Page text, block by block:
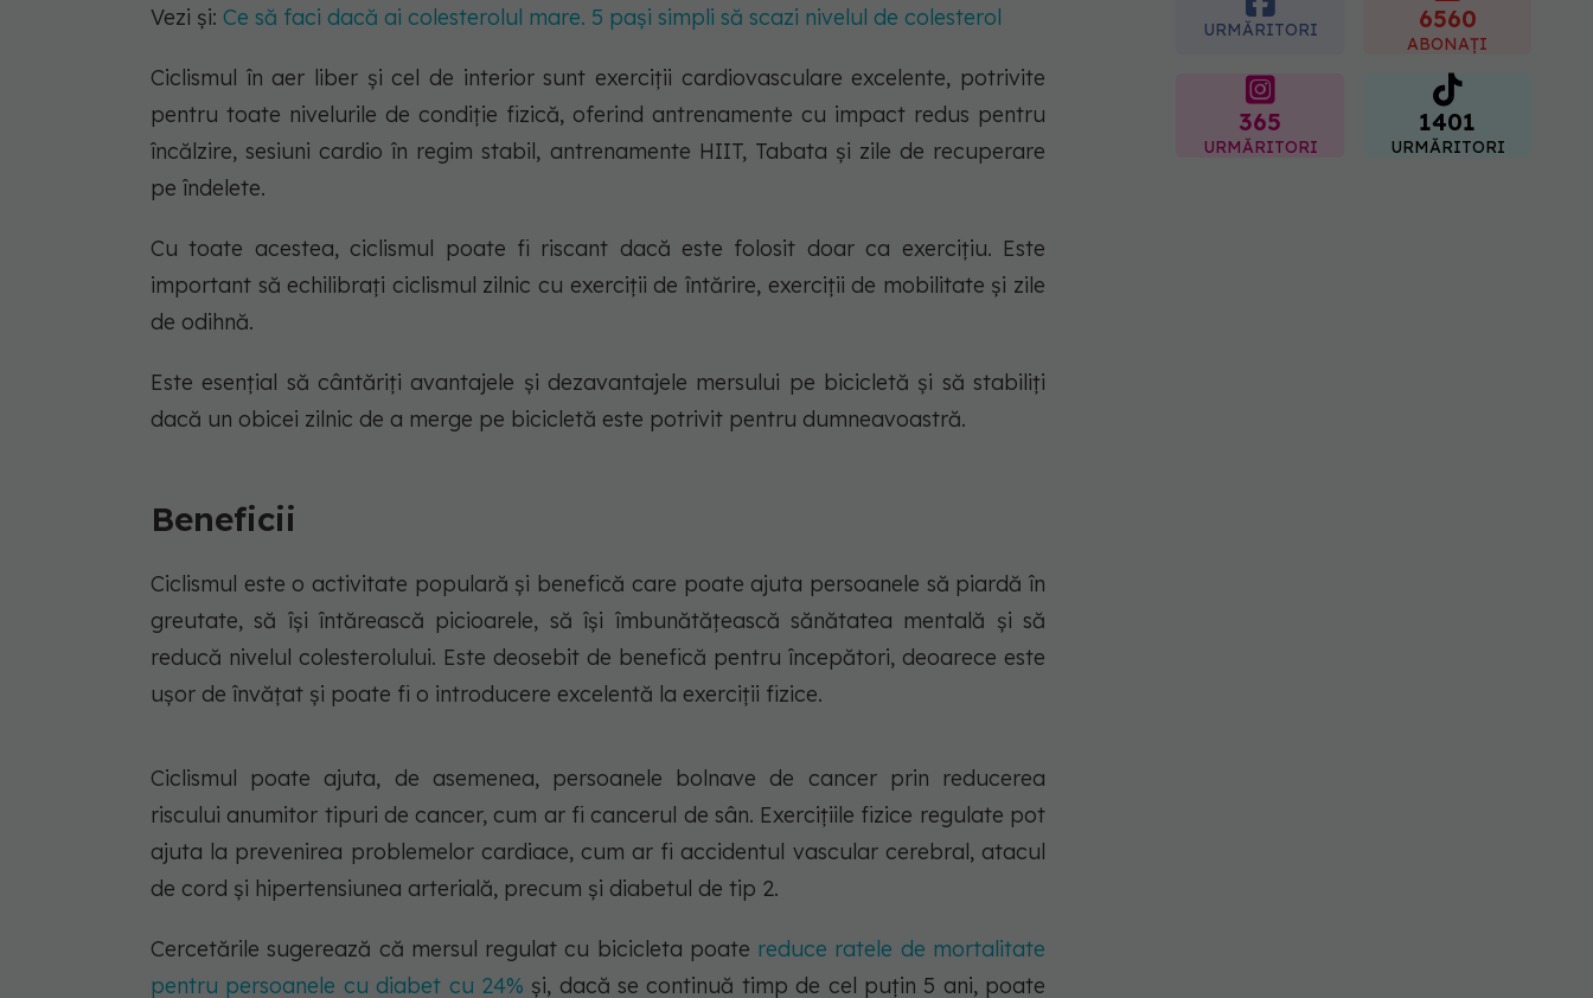
Vezi și: Ce să faci dacă ai colesterolul mare. 5 pași simpli să scazi nivelul de colesterol
Ciclismul în aer liber și cel de interior sunt exerciții cardiovasculare excelente, potrivite
pentru toate nivelurile de condiție fizică, oferind antrenamente cu impact redus pentru
încălzire, sesiuni cardio în regim stabil, antrenamente HIIT, Tabata și zile de recuperare
pe îndelete.
Cu toate acestea, ciclismul poate fi riscant dacă este folosit doar ca exercițiu. Este
important să echilibrați ciclismul zilnic cu exerciții de întărire, exerciții de mobilitate și zile
de odihnă.
Este esențial să cântăriți avantajele și dezavantajele mersului pe bicicletă și să stabiliți
dacă un obicei zilnic de a merge pe bicicletă este potrivit pentru dumneavoastră.
Beneficii
Ciclismul este o activitate populară și benefică care poate ajuta persoanele să piardă în
greutate, să își întărească picioarele, să își îmbunătățească sănătatea mentală și să
reducă nivelul colesterolului. Este deosebit de benefică pentru începători, deoarece este
ușor de învățat și poate fi o introducere excelentă la exerciții fizice.
Ciclismul poate ajuta, de asemenea, persoanele bolnave de cancer prin reducerea
riscului anumitor tipuri de cancer, cum ar fi cancerul de sân. Exercițiile fizice regulate pot
ajuta la prevenirea problemelor cardiace, cum ar fi accidentul vascular cerebral, atacul
de cord și hipertensiunea arterială, precum și diabetul de tip 2.
Cercetările sugerează că mersul regulat cu bicicleta poate reduce ratele de mortalitate
pentru persoanele cu diabet cu 24% și, dacă se continuă timp de cel puțin 5 ani, poate
07.08.2026, 17:22
URMĂRITORI 6560
ABONAȚI
365
URMĂRITORI
1401
URMĂRITORI